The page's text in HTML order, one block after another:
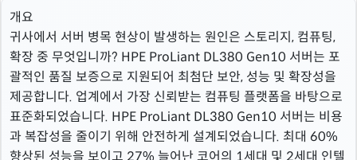
개요
귀사에서 서버 병목 현상이 발생하는 원인은 스토리지, 컴퓨팅,
확장 중 무엇입니까? HPE ProLiant DL380 Gen10 서버는 포
괄적인 품질 보증으로 지원되어 최첨단 보안, 성능 및 확장성을
제공합니다. 업계에서 가장 신뢰받는 컴퓨팅 플랫폼을 바탕으로
표준화되었습니다. HPE ProLiant DL380 Gen10 서버는 비용
과 복잡성을 줄이기 위해 안전하게 설계되었습니다. 최대 60%
향상된 성능을 보이고 27% 늘어난 코어의 1세대 및 2세대 인텔